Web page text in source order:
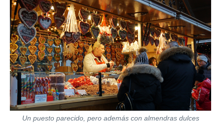
Un puesto parecido, pero además con almendras dulces